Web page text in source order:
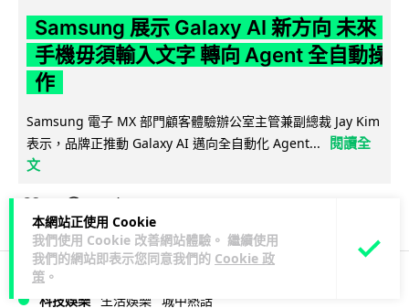
本網站正使用 Cookie
我們使用 Cookie 改善網站體驗。 繼續使用
我們的網站即表示您同意我們的 Cookie 政
策 。
Samsung 展示 Galaxy AI 新方向 未來
手機毋須輸入文字 轉向 Agent 全自動操
作
Samsung 電子 MX 部門顧客體驗辦公室主管兼副總裁 Jay Kim
表示，品牌正推動 Galaxy AI 邁向全自動化 Agent...
閱讀全
文
科技娛樂 生活娛樂 城中熱話